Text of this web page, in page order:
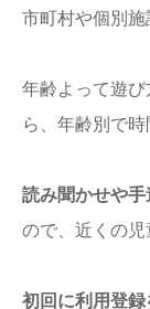
市町村や個別施
年齢よって遊
ら、年齢別で時
読み聞かせや
ので、近くの児
初回に利用登